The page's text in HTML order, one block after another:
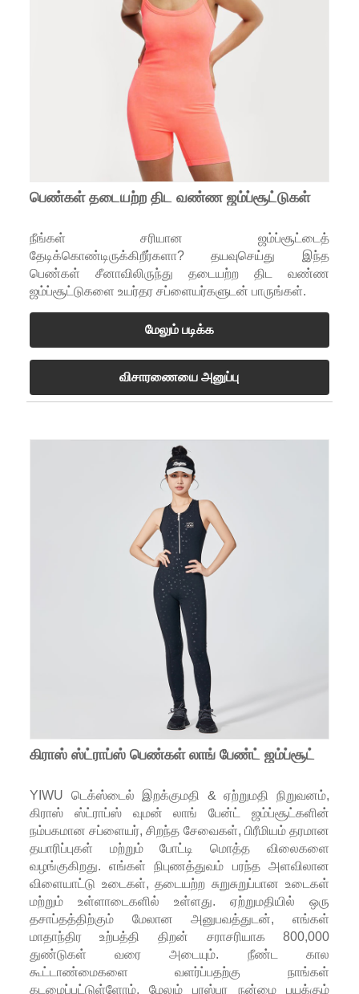
பெண்கள் தடையற்ற திட வண்ண ஜம்ப்சூட்டுகள்
நீங்கள் சரியான ஜம்ப்சூட்டைத்
தேடிக்கொண்டிருக்கிறீர்களா? தயவுசெய்து இந்த
பெண்கள் சீனாவிலிருந்து தடையற்ற திட வண்ண
ஜம்ப்சூட்டுகளை உயர்தர சப்ளையர்களுடன் பாருங்கள்.
மேலும் படிக்க
விசாரணையை அனுப்பு
கிராஸ் ஸ்ட்ராப்ஸ் பெண்கள் லாங் பேண்ட் ஜம்ப்சூட்
YIWU டெக்ஸ்டைல் ​​இறக்குமதி & ஏற்றுமதி நிறுவனம்,
கிராஸ் ஸ்ட்ராப்ஸ் வுமன் லாங் பேன்ட் ஜம்ப்சூட்களின்
நம்பகமான சப்ளையர், சிறந்த சேவைகள், பிரீமியம் தரமான
தயாரிப்புகள் மற்றும் போட்டி மொத்த விலைகளை
வழங்குகிறது. எங்கள் நிபுணத்துவம் பரந்த அளவிலான
விளையாட்டு உடைகள், தடையற்ற சுறுசுறுப்பான உடைகள்
மற்றும் உள்ளாடைகளில் உள்ளது. ஏற்றுமதியில் ஒரு
தசாப்தத்திற்கும் மேலான அனுபவத்துடன், எங்கள்
மாதாந்திர உற்பத்தி திறன் சராசரியாக 800,000
துண்டுகள் வரை அடையும். நீண்ட கால
கூட்டாண்மைகளை வளர்ப்பதற்கு நாங்கள்
கடமைப்பட்டுள்ளோம், மேலும் பரஸ்பர நன்மை பயக்கும்